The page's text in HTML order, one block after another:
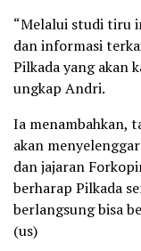
“Melalui studi tiru
dan informasi
Pilkada yang akan
ungkap Andri.
Ia menambahkan,
akan
dan jajaran
berharap Pilkada
berlangsung bisa
(us)